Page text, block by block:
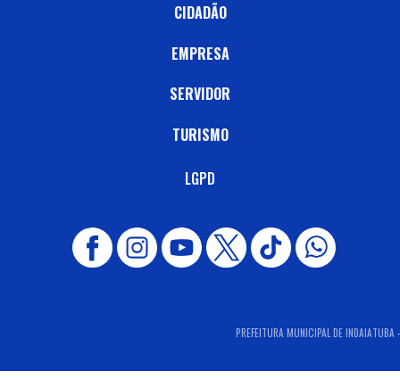
CIDADÃO
EMPRESA
SERVIDOR
TURISMO
LGPD
PREFEITURA MUNICIPAL DE